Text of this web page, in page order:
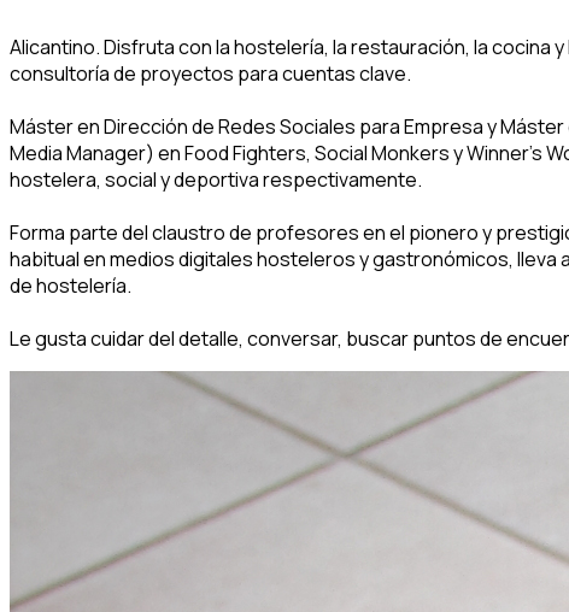
Alicantino. Disfruta con la hostelería, la restauración, la
consultoría de proyectos para cuentas clave.
Máster en Dirección de Redes Sociales para Empresa y
Media Manager) en Food Fighters, Social Monkers y
hostelera, social y deportiva respectivamente.
Forma parte del claustro de profesores en el pionero y
habitual en medios digitales hosteleros y gastronómicos,
de hostelería.
Le gusta cuidar del detalle, conversar, buscar puntos de